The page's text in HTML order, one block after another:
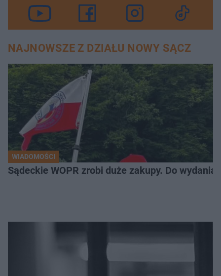
NAJNOWSZE Z DZIAŁU NOWY SĄCZ
WIADOMOŚCI
Sądeckie WOPR zrobi duże zakupy. Do wydania